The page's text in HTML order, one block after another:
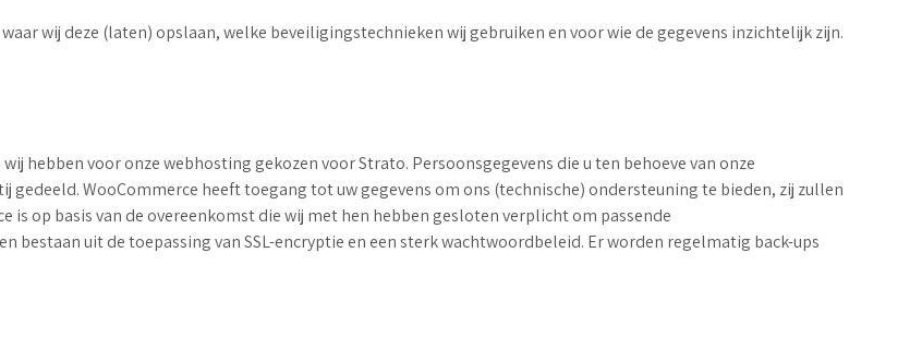
wij deze (laten) opslaan, welke beveiligingstechnieken wij gebruiken en voor wie de gegevens inzichtelijk zijn.
hebben voor onze webhosting gekozen voor Strato. Persoonsgegevens die u ten behoeve van onze
WooCommerce heeft toegang tot uw gegevens om ons (technische) ondersteuning te bieden, zij zullen
is op basis van de overeenkomst die wij met hen hebben gesloten verplicht om passende
uit de toepassing van SSL-encryptie en een sterk wachtwoordbeleid. Er worden regelmatig back-ups